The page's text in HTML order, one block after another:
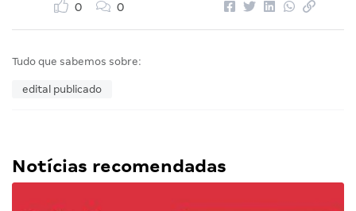
0 0
Tudo que sabemos sobre:
edital publicado
Notícias recomendadas